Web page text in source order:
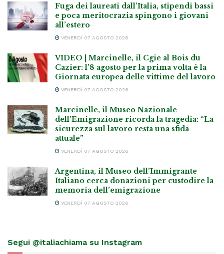
Fuga dei laureati dall’Italia, stipendi bassi
e poca meritocrazia spingono i giovani
all’estero
VENERDÌ 07 AGOSTO 2026
VIDEO | Marcinelle, il Cgie al Bois du
Cazier: l’8 agosto per la prima volta è la
Giornata europea delle vittime del lavoro
VENERDÌ 07 AGOSTO 2026
Marcinelle, il Museo Nazionale
dell’Emigrazione ricorda la tragedia: “La
sicurezza sul lavoro resta una sfida
attuale”
VENERDÌ 07 AGOSTO 2026
Argentina, il Museo dell’Immigrante
Italiano cerca donazioni per custodire la
memoria dell’emigrazione
VENERDÌ 07 AGOSTO 2026
Segui @italiachiama su Instagram